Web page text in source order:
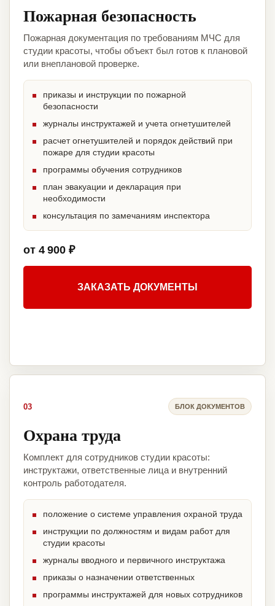
Пожарная безопасность
Пожарная документация по требованиям МЧС для
студии красоты, чтобы объект был готов к плановой
или внеплановой проверке.
приказы и инструкции по пожарной
безопасности
журналы инструктажей и учета огнетушителей
расчет огнетушителей и порядок действий при
пожаре для студии красоты
программы обучения сотрудников
план эвакуации и декларация при
необходимости
консультация по замечаниям инспектора
от 4 900 ₽
ЗАКАЗАТЬ ДОКУМЕНТЫ
03 БЛОК ДОКУМЕНТОВ
Охрана труда
Комплект для сотрудников студии красоты:
инструктажи, ответственные лица и внутренний
контроль работодателя.
положение о системе управления охраной труда
инструкции по должностям и видам работ для
студии красоты
журналы вводного и первичного инструктажа
приказы о назначении ответственных
программы инструктажей для новых сотрудников